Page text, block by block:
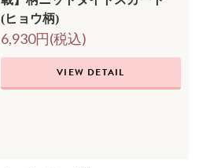
(ヒョウ柄)
6,930円(税込)
VIEW DETAIL